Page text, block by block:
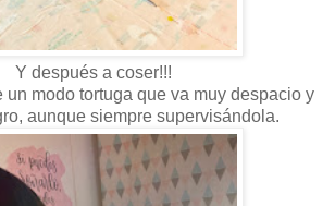
Y después a coser!!!
un modo tortuga que va muy despacio y
aunque siempre supervisándola.